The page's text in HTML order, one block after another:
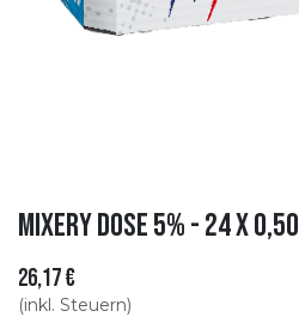
Mixery Dose 5% - 24 X 0,50
26,17€
(inkl. Steuern)